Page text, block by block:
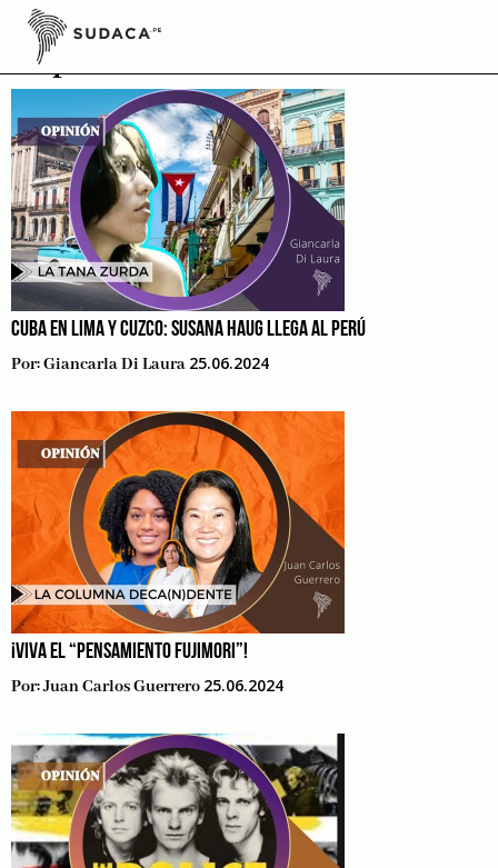
Skip
contentOpinión
CUBA EN LIMA Y CUZCO: SUSANA HAUG LLEGA AL PERÚ
Por:Giancarla Di Laura 25.06.2024
¡VIVA EL “PENSAMIENTO FUJIMORI”!
Por:Juan Carlos Guerrero 25.06.2024